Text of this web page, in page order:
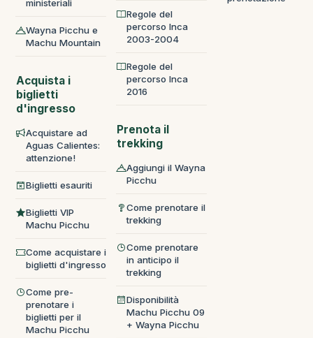
ministeriali
Wayna Picchu e
Machu Mountain
Acquista i
biglietti
d'ingresso
Acquistare ad
Aguas Calientes:
attenzione!
Biglietti esauriti
Biglietti VIP
Machu Picchu
Come acquistare i
biglietti d'ingresso
Come pre-
prenotare i
biglietti per il
Machu Picchu
Regole del
percorso Inca
2003-2004
Regole del
percorso Inca
2016
Prenota il
trekking
Aggiungi il Wayna
Picchu
Come prenotare il
trekking
Come prenotare
in anticipo il
trekking
Disponibilità
Machu Picchu 09
+ Wayna Picchu